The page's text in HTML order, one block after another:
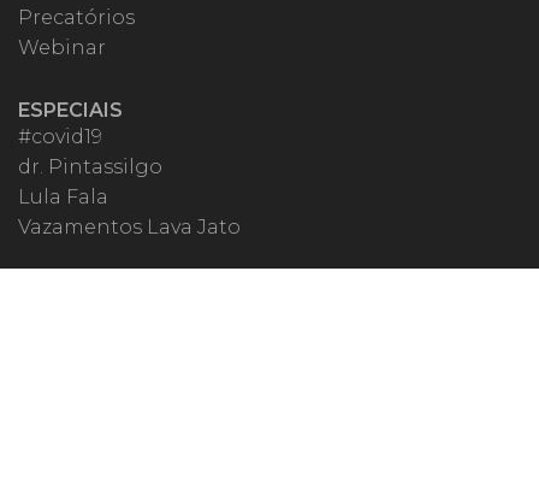
Precatórios
Webinar
ESPECIAIS
#covid19
dr. Pintassilgo
Lula Fala
Vazamentos Lava Jato